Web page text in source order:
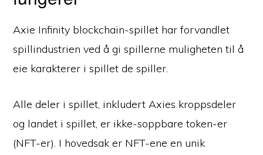
Axie Infinity blockchain-spillet har forvandlet
spillindustrien ved å gi spillerne muligheten til å
eie karakterer i spillet de spiller.
Alle deler i spillet, inkludert Axies kroppsdeler
og landet i spillet, er ikke-soppbare token-er
(NFT-er). I hovedsak er NFT-ene en unik